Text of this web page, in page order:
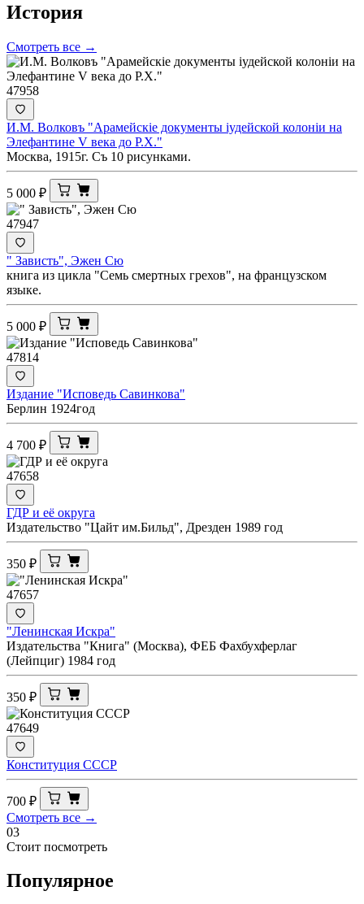
История
Смотреть все →
47958
И.М. Волковъ "Арамейскiе документы iудейской колонiи на
Элефантине V века до Р.Х."
Москва, 1915г. Съ 10 рисунками.
5 000 ₽
47947
" Зависть", Эжен Сю
книга из цикла "Семь смертных грехов", на французском
языке.
5 000 ₽
47814
Издание "Исповедь Савинкова"
Берлин 1924год
4 700 ₽
47658
ГДР и её округа
Издательство "Цайт им.Бильд", Дрезден 1989 год
350 ₽
47657
"Ленинская Искра"
Издательства "Книга" (Москва), ФЕБ Фахбухферлаг
(Лейпциг) 1984 год
350 ₽
47649
Конституция СССР
700 ₽
Смотреть все →
03
Стоит посмотреть
Популярное